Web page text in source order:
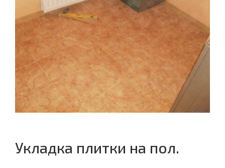
Укладка плитки на пол.